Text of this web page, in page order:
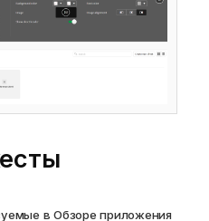
в Обзоре приложения